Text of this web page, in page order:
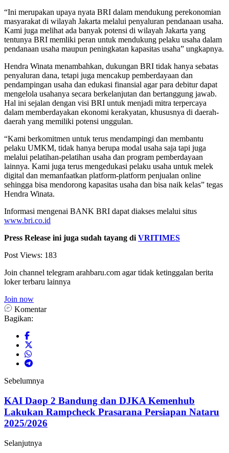
“Ini merupakan upaya nyata BRI dalam mendukung perekonomian
masyarakat di wilayah Jakarta melalui penyaluran pendanaan usaha.
Kami juga melihat ada banyak potensi di wilayah Jakarta yang
tentunya BRI memliki peran untuk mendukung pelaku usaha dalam
pendanaan usaha maupun peningkatan kapasitas usaha” ungkapnya.
Hendra Winata menambahkan, dukungan BRI tidak hanya sebatas
penyaluran dana, tetapi juga mencakup pemberdayaan dan
pendampingan usaha dan edukasi finansial agar para debitur dapat
mengelola usahanya secara berkelanjutan dan bertanggung jawab.
Hal ini sejalan dengan visi BRI untuk menjadi mitra terpercaya
dalam memberdayakan ekonomi kerakyatan, khususnya di daerah-
daerah yang memiliki potensi unggulan.
“Kami berkomitmen untuk terus mendampingi dan membantu
pelaku UMKM, tidak hanya berupa modal usaha saja tapi juga
melalui pelatihan-pelatihan usaha dan program pemberdayaan
lainnya. Kami juga terus mengedukasi pelaku usaha untuk melek
digital dan memanfaatkan platform-platform penjualan online
sehingga bisa mendorong kapasitas usaha dan bisa naik kelas” tegas
Hendra Winata.
Informasi mengenai BANK BRI dapat diakses melalui situs
www.bri.co.id
Press Release ini juga sudah tayang di VRITIMES
Post Views: 183
Join channel telegram arahbaru.com agar tidak ketinggalan berita
loker terbaru lainnya
Join now
Komentar
Bagikan:
Sebelumnya
KAI Daop 2 Bandung dan DJKA Kemenhub
Lakukan Rampcheck Prasarana Persiapan Nataru
2025/2026
Selanjutnya